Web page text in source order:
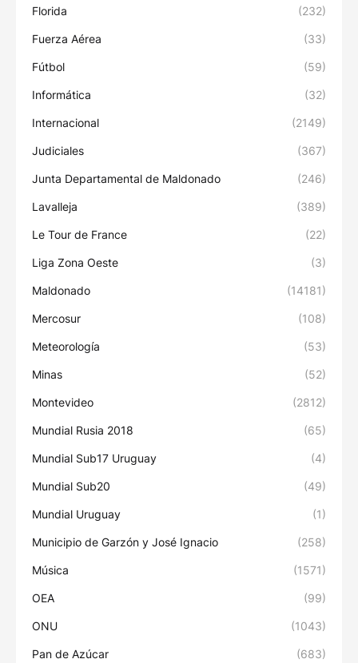
Florida (232)
Fuerza Aérea (33)
Fútbol (59)
Informática (32)
Internacional (2149)
Judiciales (367)
Junta Departamental de Maldonado (246)
Lavalleja (389)
Le Tour de France (22)
Liga Zona Oeste (3)
Maldonado (14181)
Mercosur (108)
Meteorología (53)
Minas (52)
Montevideo (2812)
Mundial Rusia 2018 (65)
Mundial Sub17 Uruguay (4)
Mundial Sub20 (49)
Mundial Uruguay (1)
Municipio de Garzón y José Ignacio (258)
Música (1571)
OEA (99)
ONU (1043)
Pan de Azúcar (683)